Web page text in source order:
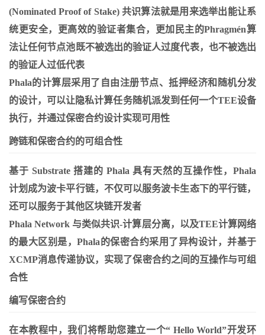
(Nominated Proof of Stake) 共识算法就是用来选举出能让系
统更安全，更高效的验证者集合，更加民主的Phragmén算
法让任何节点池既不被选出的验证人过度代表，也不被选出
的验证人过低代表
Phala的计算层采用了自由注册节点、抵押经济和随机分发
的设计，可以让隐私计算任务随机派发到任何一个TEE设备
执行，并通过保密合约设计实现可用性
跨链和保密合约的可组合性
基于 Substrate 搭建的 Phala 具有天然的互操作性，Phala
计划成为波卡平行链，不仅可以服务波卡生态下的平行链，
还可以服务于其他区块链开发者
Phala Network 与类似共识-计算层分离，以及TEE计算网络
的最大区别是，Phala的保密合约采用了异构设计，并基于
XCMP消息传递协议，实现了保密合约之间的互操作与可组
合性
编写保密合约
在本教程中，我们将帮助您建立一个“ Hello World”开发环